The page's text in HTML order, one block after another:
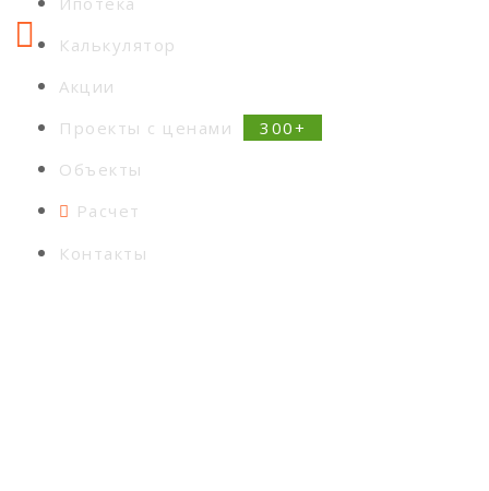
Калькулятор
Акции
Проекты с ценами
Объекты
Расчет
Контакты